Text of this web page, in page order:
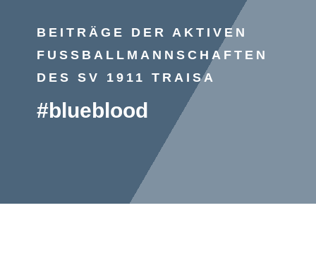
BEITRÄGE DER AKTIVEN
FUSSBALLMANNSCHAFTEN D
ES SV 1911 TRAISA
#blueblood